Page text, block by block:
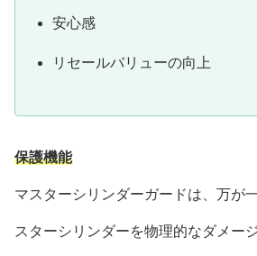
安心感
リセールバリューの向上
保護機能
マスターシリンダーガードは、万が
スターシリンダーを物理的なダメー